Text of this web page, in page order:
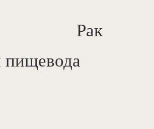
Рак
пищевода